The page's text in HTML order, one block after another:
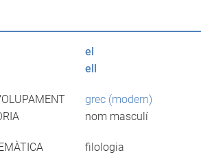
el
ell
grec (modern)
nom masculí
filologia